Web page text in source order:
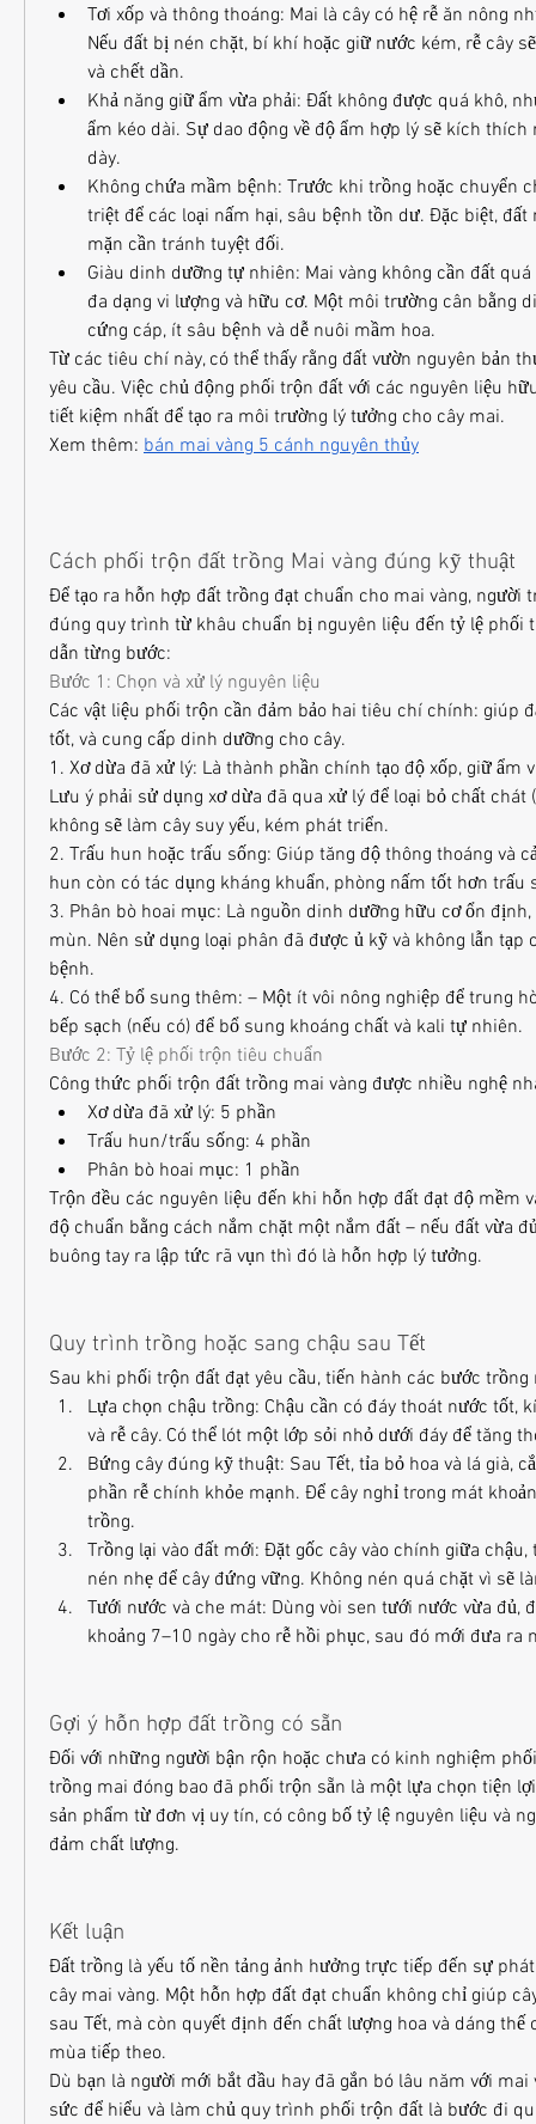
Tơi xốp và thông thoáng: Mai là cây có hệ rễ ăn nông
Nếu đất bị nén chặt, bí khí hoặc giữ nước kém, rễ cây
và chết dần.
Khả năng giữ ẩm vừa phải: Đất không được quá khô,
ẩm kéo dài. Sự dao động về độ ẩm hợp lý sẽ kích thích
dày.
Không chứa mầm bệnh: Trước khi trồng hoặc chuyển
triệt để các loại nấm hại, sâu bệnh tồn dư. Đặc biệt,
mặn cần tránh tuyệt đối.
Giàu dinh dưỡng tự nhiên: Mai vàng không cần đất
đa dạng vi lượng và hữu cơ. Một môi trường cân bằng
cứng cáp, ít sâu bệnh và dễ nuôi mầm hoa.
Từ các tiêu chí này, có thể thấy rằng đất vườn nguyên bản
yêu cầu. Việc chủ động phối trộn đất với các nguyên liệu
tiết kiệm nhất để tạo ra môi trường lý tưởng cho cây mai.
Xem thêm: bán mai vàng 5 cánh nguyên thủy
Cách phối trộn đất trồng Mai vàng đúng kỹ thuật
Để tạo ra hỗn hợp đất trồng đạt chuẩn cho mai vàng, người
đúng quy trình từ khâu chuẩn bị nguyên liệu đến tỷ lệ phối
dẫn từng bước:
Bước 1: Chọn và xử lý nguyên liệu
Các vật liệu phối trộn cần đảm bảo hai tiêu chí chính: giúp
tốt, và cung cấp dinh dưỡng cho cây.
1. Xơ dừa đã xử lý: Là thành phần chính tạo độ xốp, giữ ẩm
Lưu ý phải sử dụng xơ dừa đã qua xử lý để loại bỏ chất chát
không sẽ làm cây suy yếu, kém phát triển.
2. Trấu hun hoặc trấu sống: Giúp tăng độ thông thoáng và
hun còn có tác dụng kháng khuẩn, phòng nấm tốt hơn trấu
3. Phân bò hoai mục: Là nguồn dinh dưỡng hữu cơ ổn
mùn. Nên sử dụng loại phân đã được ủ kỹ và không lẫn tạp
bệnh.
4. Có thể bổ sung thêm: – Một ít vôi nông nghiệp để trung
bếp sạch (nếu có) để bổ sung khoáng chất và kali tự nhiên.
Bước 2: Tỷ lệ phối trộn tiêu chuẩn
Công thức phối trộn đất trồng mai vàng được nhiều nghệ
Xơ dừa đã xử lý: 5 phần
Trấu hun/trấu sống: 4 phần
Phân bò hoai mục: 1 phần
Trộn đều các nguyên liệu đến khi hỗn hợp đất đạt độ mềm
độ chuẩn bằng cách nắm chặt một nắm đất – nếu đất vừa
buông tay ra lập tức rã vụn thì đó là hỗn hợp lý tưởng.
Quy trình trồng hoặc sang chậu sau Tết
Sau khi phối trộn đất đạt yêu cầu, tiến hành các bước
Lựa chọn chậu trồng: Chậu cần có đáy thoát nước tốt,
và rễ cây. Có thể lót một lớp sỏi nhỏ dưới đáy để tăng
Bứng cây đúng kỹ thuật: Sau Tết, tỉa bỏ hoa và lá già,
phần rễ chính khỏe mạnh. Để cây nghỉ trong mát
trồng.
Trồng lại vào đất mới: Đặt gốc cây vào chính giữa
nén nhẹ để cây đứng vững. Không nén quá chặt vì sẽ
Tưới nước và che mát: Dùng vòi sen tưới nước vừa đủ,
khoảng 7–10 ngày cho rễ hồi phục, sau đó mới đưa ra
Gợi ý hỗn hợp đất trồng có sẵn
Đối với những người bận rộn hoặc chưa có kinh nghiệm
trồng mai đóng bao đã phối trộn sẵn là một lựa chọn tiện
sản phẩm từ đơn vị uy tín, có công bố tỷ lệ nguyên liệu và
đảm chất lượng.
Kết luận
Đất trồng là yếu tố nền tảng ảnh hưởng trực tiếp đến sự
cây mai vàng. Một hỗn hợp đất đạt chuẩn không chỉ giúp
sau Tết, mà còn quyết định đến chất lượng hoa và dáng thế
mùa tiếp theo.
Dù bạn là người mới bắt đầu hay đã gắn bó lâu năm với mai
sức để hiểu và làm chủ quy trình phối trộn đất là bước đi